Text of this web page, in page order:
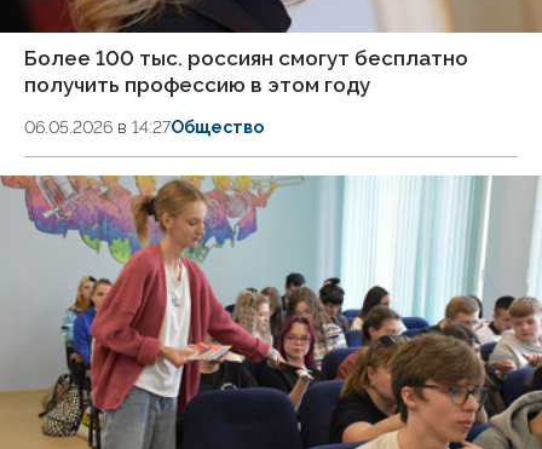
Более 100 тыс. россиян смогут бесплатно
получить профессию в этом году
06.05.2026 в 14:27Общество